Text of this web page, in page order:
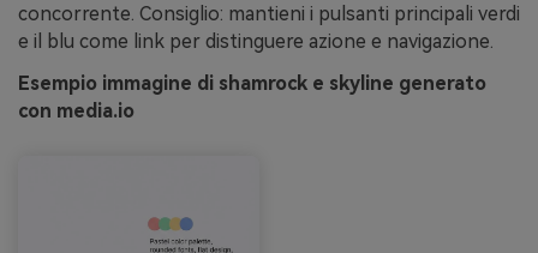
concorrente. Consiglio: mantieni i pulsanti principali verdi
e il blu come link per distinguere azione e navigazione.
Esempio immagine di shamrock e skyline generato
con media.io